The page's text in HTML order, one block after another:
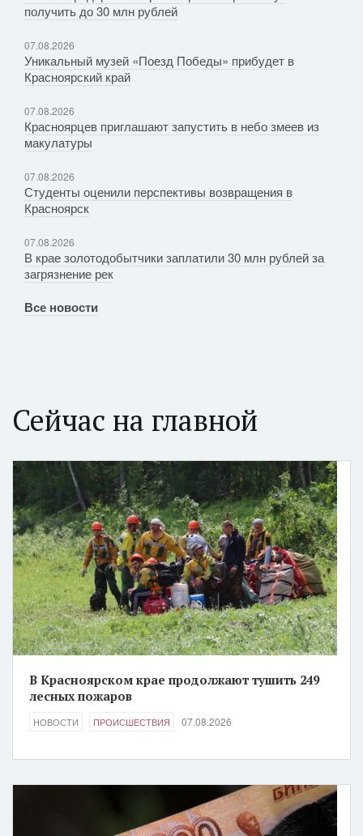
получить до 30 млн рублей
07.08.2026
Уникальный музей «Поезд Победы» прибудет в
Красноярский край
07.08.2026
Красноярцев приглашают запустить в небо змеев из
макулатуры
07.08.2026
Студенты оценили перспективы возвращения в
Красноярск
07.08.2026
В крае золотодобытчики заплатили 30 млн рублей за
загрязнение рек
Все новости
Сейчас на главной
В Красноярском крае продолжают тушить 249
лесных пожаров
НОВОСТИ ПРОИСШЕСТВИЯ 07.08.2026